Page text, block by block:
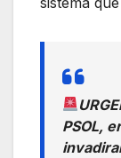
PSOL,